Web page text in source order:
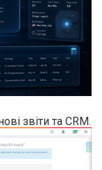
звіти та CRM.